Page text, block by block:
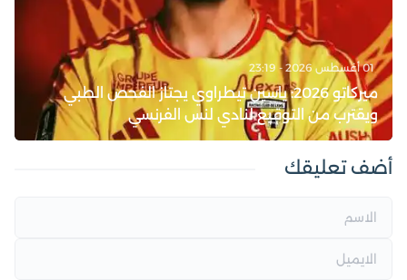
01 أغسطس 2026 - 23:19
ميركاتو 2026: ياسين تيطراوي يجتاز الفحص الطبي
ويقترب من التوقيع لنادي لنس الفرنسي
أضف تعليقك